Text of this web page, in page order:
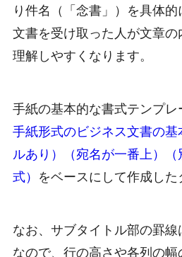
り件名（「念書」）を具体的
文書を受け取った人が文章
理解しやすくなります。
手紙の基本的な書式テンプ
手紙形式のビジネス文書の基
ルあり）（宛名が一番上）
式） をベースにして作成した
なお、サブタイトル部の罫
なので、行の高さや各列の